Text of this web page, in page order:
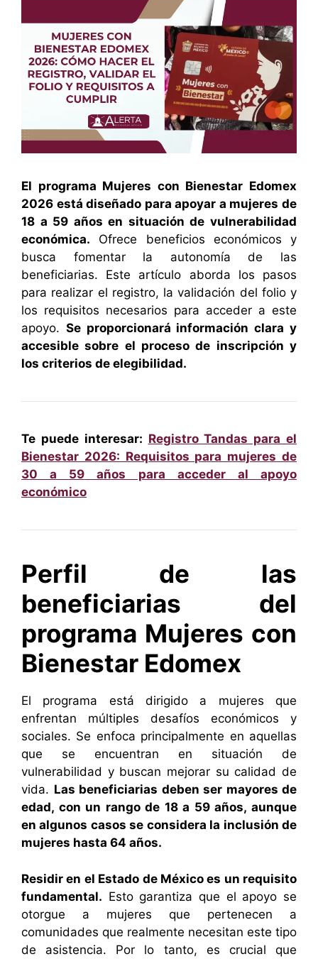
El programa Mujeres con Bienestar Edomex
2026 está diseñado para apoyar a mujeres de
18 a 59 años en situación de vulnerabilidad
económica. Ofrece beneficios económicos y
busca fomentar la autonomía de las
beneficiarias. Este artículo aborda los pasos
para realizar el registro, la validación del folio y
los requisitos necesarios para acceder a este
apoyo. Se proporcionará información clara y
accesible sobre el proceso de inscripción y
los criterios de elegibilidad.
Te puede interesar: Registro Tandas para el
Bienestar 2026: Requisitos para mujeres de
30 a 59 años para acceder al apoyo
económico
Perfil de las
beneficiarias del
programa Mujeres con
Bienestar Edomex
El programa está dirigido a mujeres que
enfrentan múltiples desafíos económicos y
sociales. Se enfoca principalmente en aquellas
que se encuentran en situación de
vulnerabilidad y buscan mejorar su calidad de
vida. Las beneficiarias deben ser mayores de
edad, con un rango de 18 a 59 años, aunque
en algunos casos se considera la inclusión de
mujeres hasta 64 años.
Residir en el Estado de México es un requisito
fundamental. Esto garantiza que el apoyo se
otorgue a mujeres que pertenecen a
comunidades que realmente necesitan este tipo
de asistencia. Por lo tanto, es crucial que